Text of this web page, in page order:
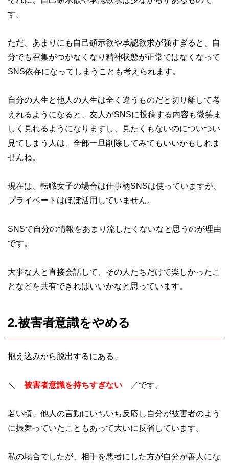
す。
ただ、あまりにも自己顕示欲や承認欲求が強すぎると、自
分でも召集がつかなくなり精神状態が正常ではなくなって
SNS依存になってしまうことも考えられます。
自分の人生と他人の人生は全く違うものだと切り離して考
えれるようになると、友人がSNSに投稿する内容も微笑ま
しく見れるようになりますし、見たくもないのについつい
見てしまう人は、全部一旦削除してみてもいいかもしれま
せんね。
現在は、転職女子の場合は仕事柄SNSは使っていますが、
プライベートはほぼ活用していません。
SNSで自分の情報をあまり流したくないなと思うのが理由
です。
大事な人と直接会話して、その人たちだけで楽しかったこ
となどを共有できればいいかなと思っています。
2.被害者意識をやめる
抱え込みから脱出するにある、
＼ 被害者意識を持ちすぎない ／です。
若い頃、他人の言動にいちいち反応し自分が被害者のよう
に振舞っていたこともあって大いに反省しています。
私の場合でしたが、相手を悪者にした方が自分が善人にな